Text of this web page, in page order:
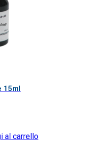
15ml
al carrello